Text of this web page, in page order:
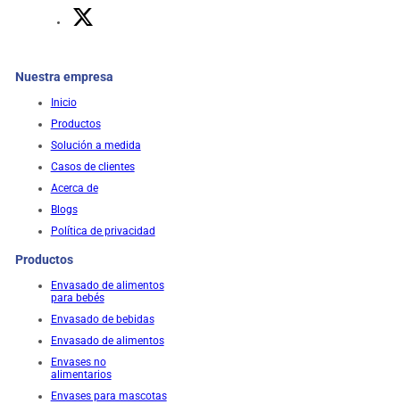
Nuestra empresa
Inicio
Productos
Solución a medida
Casos de clientes
Acerca de
Blogs
Política de privacidad
Productos
Envasado de alimentos
para bebés
Envasado de bebidas
Envasado de alimentos
Envases no
alimentarios
Envases para mascotas